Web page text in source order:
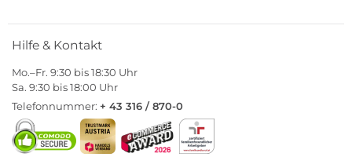
Hilfe & Kontakt
Mo.–Fr. 9:30 bis 18:30 Uhr
Sa. 9:30 bis 18:00 Uhr
Telefonnummer: + 43 316 / 870-0